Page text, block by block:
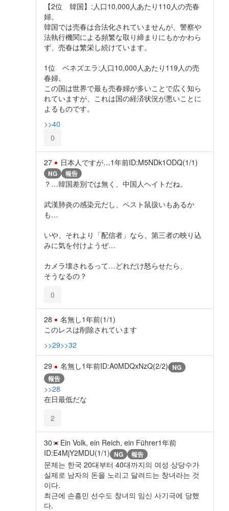
【2位 韓国】:人口10,000人あたり110人の売春
婦。
韓国では売春は合法化されていませんが、警察や
法執行機関による頻繁な取り締まりにもかかわら
ず、売春は繁栄し続けています。
1位 ベネズエラ:人口10,000人あたり119人の売
春婦。
この国は世界で最も売春婦が多いことで広く知ら
れていますが、これは国の経済状況が悪いことに
よるものです。
>>40
0
27 日本人ですが…1年前ID:M5NDk1ODQ(1/1)
NG 報告
？…韓国差別では無く、中国人ヘイトだね。
武漢肺炎の感染元だし、ペスト鼠扱いもあるか
も…
いや、それより「配信者」なら、第三者の映り込
みに気を付けようぜ…
カメラ壊されるって…どれだけ怒らせたら、
そうなるの？
0
28 名無し1年前(1/1)
このレスは削除されています
>>29>>32
29 名無し1年前ID:A0MDQxNzQ(2/2) NG
報告
>>28
在日最低だな
2
30 Ein Volk, ein Reich, ein Führer1年前
ID:E4MjY2MDU(1/1) NG 報告
문제는 한국 20대부터 40대까지의 여성 상당수가
실제로 남자의 돈을 노리고 달려드는 창녀라는 것
이다.
최근에 손흥민 선수도 창녀의 임신 사기극에 당했
다.